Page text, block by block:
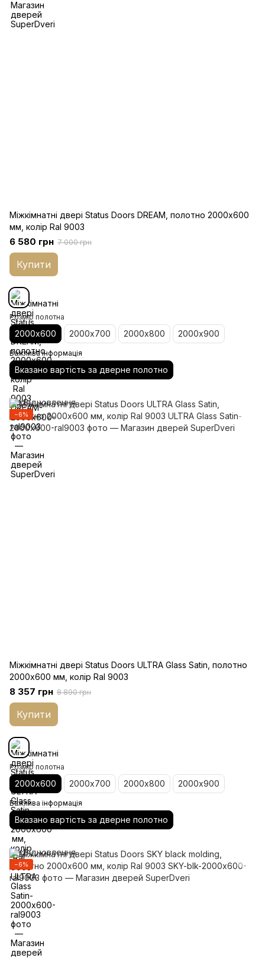
Міжкімнатні двері Status Doors DREAM, полотно 2000х600
мм, колір Ral 9003
6 580 грн 7 000 грн
Купити
Розмір полотна
2000х600 2000х700 2000х800 2000х900
Важлива інформація
Вказано вартість за дверне полотно
−6%
Міжкімнатні двері Status Doors ULTRA Glass Satin, полотно
2000х600 мм, колір Ral 9003
8 357 грн 8 890 грн
Купити
Розмір полотна
2000х600 2000х700 2000х800 2000х900
Важлива інформація
Вказано вартість за дверне полотно
−6%